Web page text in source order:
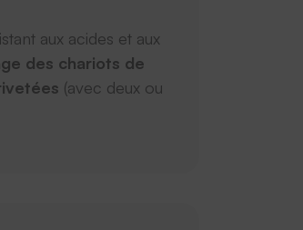
aux acides et aux
des chariots de
(avec deux ou